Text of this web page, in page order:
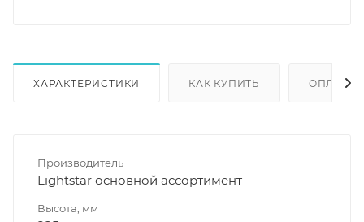
ХАРАКТЕРИСТИКИ КАК КУПИТЬ ОПЛАТА
Производитель
Lightstar основной ассортимент
Высота, мм